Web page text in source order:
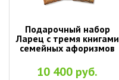
Подарочный набор
Ларец с тремя книгами
семейных афоризмов
10 400 руб.